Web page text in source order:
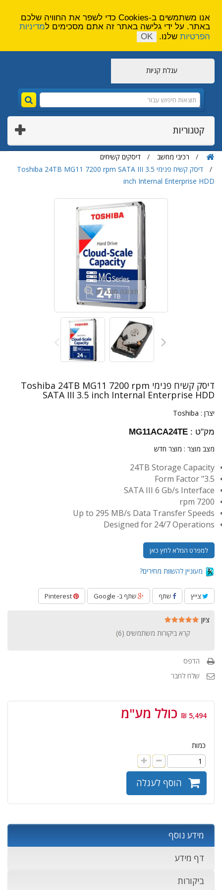
עגלת קניות
קטגוריות
רכיבי מחשב
דיסקים קשיחים
דיסק קשיח פנימי Toshiba 24TB MG11 7200 rpm SATA III 3.5
inch Internal Enterprise HDD
תצוגה מוגדלת
דיסק קשיח פנימי Toshiba 24TB MG11 7200 rpm
SATA III 3.5 inch Internal Enterprise HDD
יצרן : Toshiba
מק"ט : MG11ACA24TE
מצב מוצר : מוצר חדש
24TB Storage Capacity
3.5" Form Factor
SATA III 6 Gb/s Interface
7200 rpm
Up to 295 MB/s Data Transfer Speeds
Designed for 24/7 Operations
למפרט המלא לחץ כאן
מעוניין להשוות מחירים?
צייץ שתף שתף ב- Google
ציון
קרא ביקורות משתמשים (6
)
הדפס
שלח לחבר
5,494 ₪ כולל מע"מ
כמות
הוסף לעגלה
מידע נוסף
דף מידע
ביקורות
אנו משתמשים ב-Cookies כדי לשפר את החוויה שלכם
באתר. על ידי גלישה באתר זה אתם מסכימים למדיניות
הפרטיות שלנו. OK